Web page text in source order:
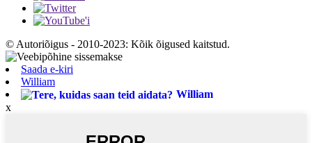
© Autoriõigus - 2010-2023: Kõik õigused kaitstud.
Saada e-kiri
William
William
x